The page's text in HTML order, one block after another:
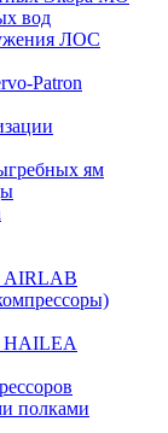
вод
ЛОС
Patron
ям
AIRLAB
HAILEA
полками